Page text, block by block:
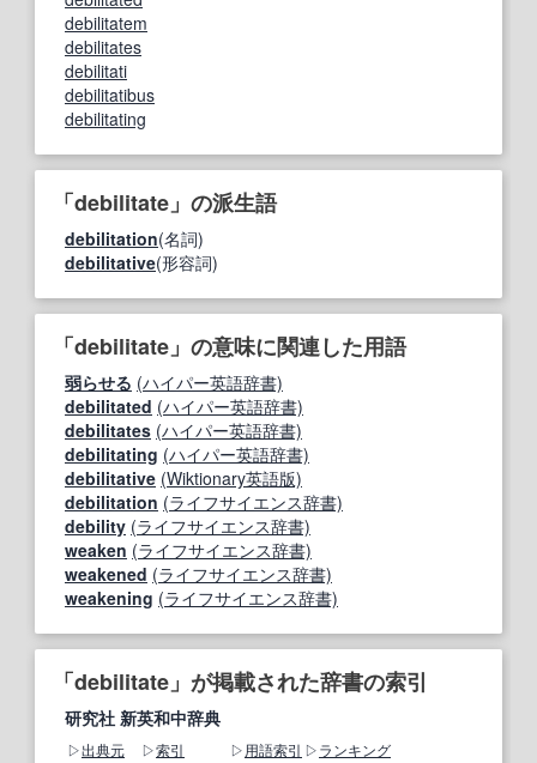
debilitatem
debilitates
debilitati
debilitatibus
debilitating
「debilitate」の派生語
debilitation(名詞)
debilitative(形容詞)
「debilitate」の意味に関連した用語
弱らせる (ハイパー英語辞書)
debilitated (ハイパー英語辞書)
debilitates (ハイパー英語辞書)
debilitating (ハイパー英語辞書)
debilitative (Wiktionary英語版)
debilitation (ライフサイエンス辞書)
debility (ライフサイエンス辞書)
weaken (ライフサイエンス辞書)
weakened (ライフサイエンス辞書)
weakening (ライフサイエンス辞書)
「debilitate」が掲載された辞書の索引
研究社 新英和中辞典
出典元 索引 用語索引
ランキング